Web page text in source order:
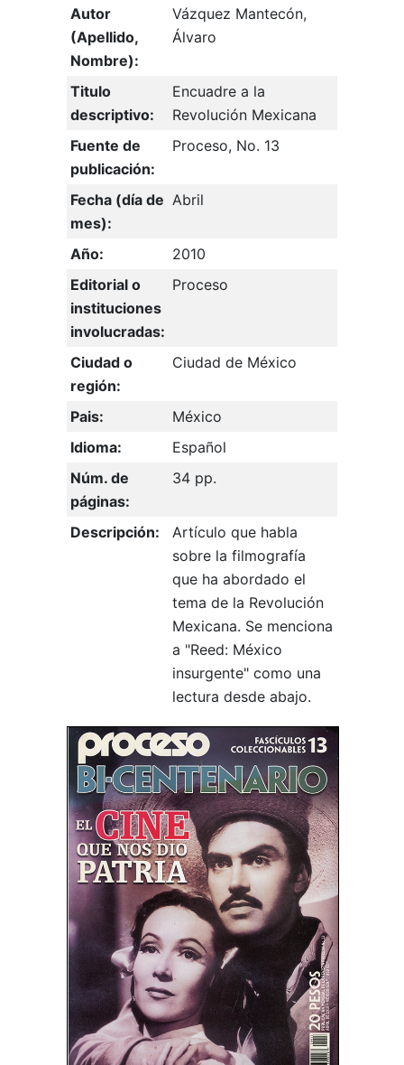
Autor
(Apellido,
Nombre):
Vázquez Mantecón,
Álvaro
Titulo
descriptivo:
Encuadre a la
Revolución Mexicana
Fuente de
publicación:
Proceso, No. 13
Fecha (día de
mes):
Abril
Año:
2010
Editorial o
instituciones
involucradas:
Proceso
Ciudad o
región:
Ciudad de México
Pais:
México
Idioma:
Español
Núm. de
páginas:
34 pp.
Descripción:
Artículo que habla
sobre la filmografía
que ha abordado el
tema de la Revolución
Mexicana. Se menciona
a "Reed: México
insurgente" como una
lectura desde abajo.